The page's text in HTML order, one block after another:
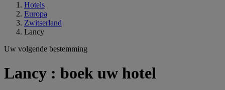
Hotels
Europa
Zwitserland
Lancy
Uw volgende bestemming
Lancy : boek uw hotel